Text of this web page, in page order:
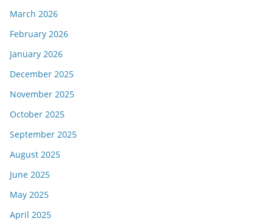
March 2026
February 2026
January 2026
December 2025
November 2025
October 2025
September 2025
August 2025
June 2025
May 2025
April 2025